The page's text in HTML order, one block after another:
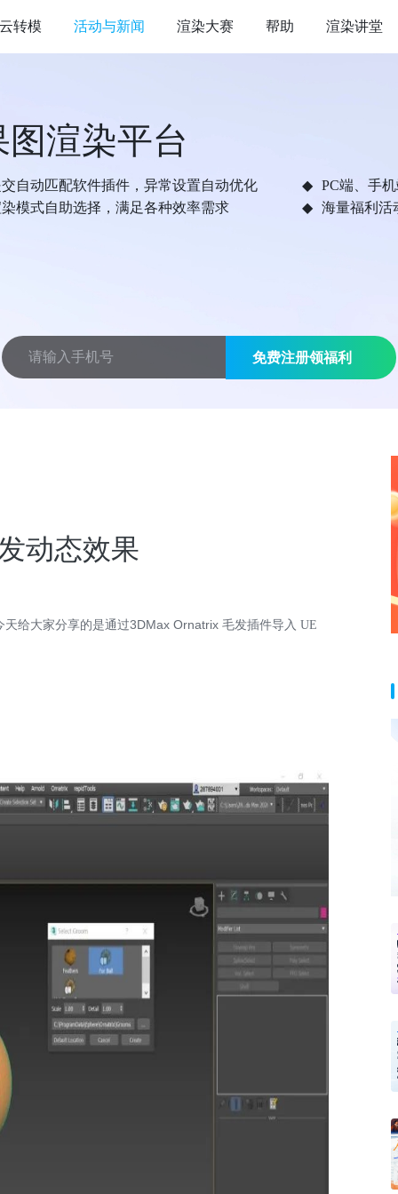
云转模 活动与新闻 渲染大赛 帮助 渲染讲堂
图渲染平台
自动匹配软件插件，异常设置自动优化
PC端、手
模式自助选择，满足各种效率需求
海量福利活
免费注册领福利
动态效果
给大家分享的是通过3DMax Ornatrix 毛发插件导入 UE